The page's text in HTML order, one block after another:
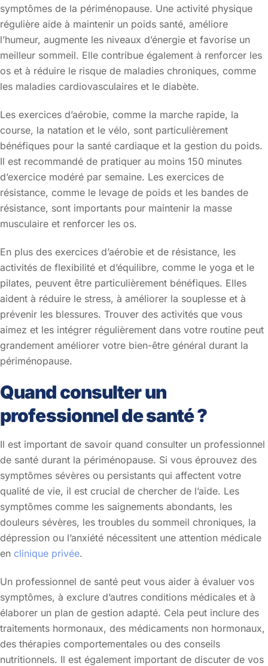
symptômes de la périménopause. Une activité physique
régulière aide à maintenir un poids santé, améliore
l’humeur, augmente les niveaux d’énergie et favorise un
meilleur sommeil. Elle contribue également à renforcer les
os et à réduire le risque de maladies chroniques, comme
les maladies cardiovasculaires et le diabète.
Les exercices d’aérobie, comme la marche rapide, la
course, la natation et le vélo, sont particulièrement
bénéfiques pour la santé cardiaque et la gestion du poids.
Il est recommandé de pratiquer au moins 150 minutes
d’exercice modéré par semaine. Les exercices de
résistance, comme le levage de poids et les bandes de
résistance, sont importants pour maintenir la masse
musculaire et renforcer les os.
En plus des exercices d’aérobie et de résistance, les
activités de flexibilité et d’équilibre, comme le yoga et le
pilates, peuvent être particulièrement bénéfiques. Elles
aident à réduire le stress, à améliorer la souplesse et à
prévenir les blessures. Trouver des activités que vous
aimez et les intégrer régulièrement dans votre routine peut
grandement améliorer votre bien-être général durant la
périménopause.
Quand consulter un
professionnel de santé ?
Il est important de savoir quand consulter un professionnel
de santé durant la périménopause. Si vous éprouvez des
symptômes sévères ou persistants qui affectent votre
qualité de vie, il est crucial de chercher de l’aide. Les
symptômes comme les saignements abondants, les
douleurs sévères, les troubles du sommeil chroniques, la
dépression ou l’anxiété nécessitent une attention médicale
en clinique privée.
Un professionnel de santé peut vous aider à évaluer vos
symptômes, à exclure d’autres conditions médicales et à
élaborer un plan de gestion adapté. Cela peut inclure des
traitements hormonaux, des médicaments non hormonaux,
des thérapies comportementales ou des conseils
nutritionnels. Il est également important de discuter de vos